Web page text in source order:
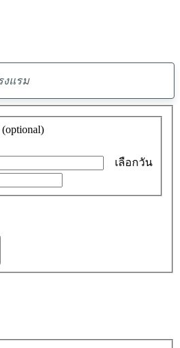
พบ
ข้อ
เสนอ
0
(optional)
เลือกวัน